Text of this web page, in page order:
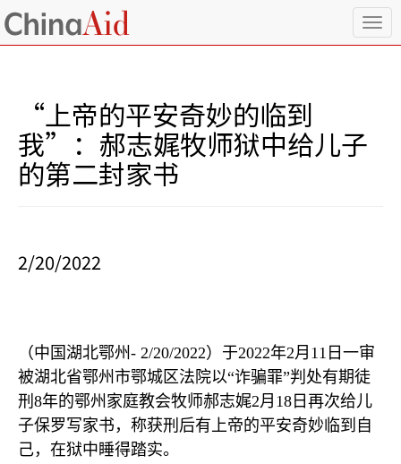
T
o
“上帝的平安奇妙的临到
我”：郝志娓牧师狱中给儿子
的第二封家书
2/20/2022
（中国湖北鄂州 - 2/20/2022）于2022年2月 11 日一审
被湖北省鄂州市鄂城区法院以“诈骗罪”判处有期徒
刑 8年的鄂州家庭教会牧师郝志娓2月 18 日再次给儿
子保罗写家书，称获刑后有上帝的平安奇妙临到自
己，在狱中睡得踏实。